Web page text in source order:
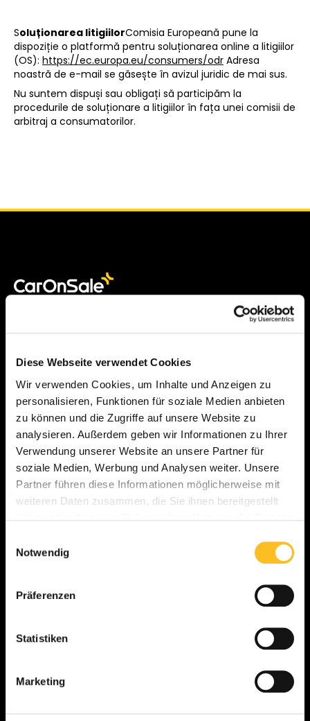
Diese Webseite verwendet Cookies
Wir verwenden Cookies, um Inhalte und Anzeigen zu
personalisieren, Funktionen für soziale Medien anbieten
zu können und die Zugriffe auf unsere Website zu
analysieren. Außerdem geben wir Informationen zu Ihrer
Verwendung unserer Website an unsere Partner für
soziale Medien, Werbung und Analysen weiter. Unsere
Partner führen diese Informationen möglicherweise mit
weiteren Daten zusammen, die Sie ihnen bereitgestellt
Notwendig
Präferenzen
Statistiken
Marketing
Soluționarea litigiilorComisia Europeană pune la
dispoziție o platformă pentru soluționarea online a litigiilor
(OS): https://ec.europa.eu/consumers/odr Adresa
noastră de e-mail se găsește în avizul juridic de mai sus.
Nu suntem dispuși sau obligați să participăm la
procedurile de soluționare a litigiilor în fața unei comisii de
arbitraj a consumatorilor.
Mercedes Clasa A
Mercedes C-Class
Mercedes E-Class
Mercedes G-Class
Mercedes S-Class
BMW Seria 3
BMW Seria 5
BMW Seria 7
BMW X3
Audi
Audi A8
Audi Q7
Volkswagen
Ford
Ford Fiesta
Ford S-Max
Volvo V60